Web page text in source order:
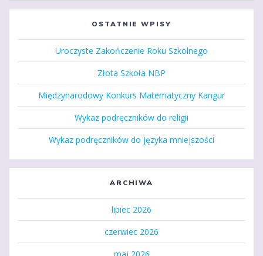
OSTATNIE WPISY
Uroczyste Zakończenie Roku Szkolnego
Złota Szkoła NBP
Międzynarodowy Konkurs Matematyczny Kangur
Wykaz podręczników do religii
Wykaz podręczników do języka mniejszości
ARCHIWA
lipiec 2026
czerwiec 2026
maj 2026